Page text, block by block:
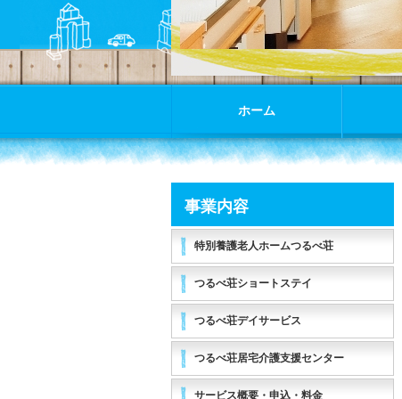
ホーム
事業内容
特別養護老人ホームつるべ荘
つるべ荘ショートステイ
つるべ荘デイサービス
つるべ荘居宅介護支援センター
サービス概要・申込・料金